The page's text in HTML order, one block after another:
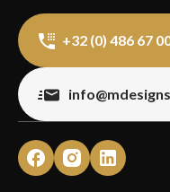
+32 (0) 486 67